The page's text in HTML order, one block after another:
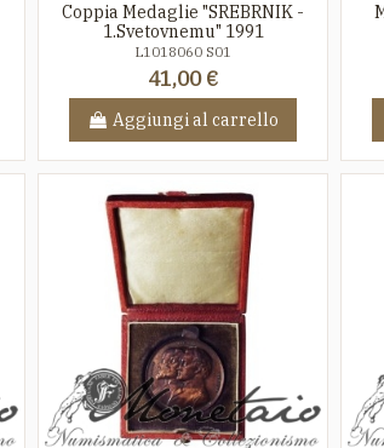
Coppia Medaglie "SREBRNIK -
1.Svetovnemu" 1991
L1018060 S01
41,00 €
Aggiungi al carrello